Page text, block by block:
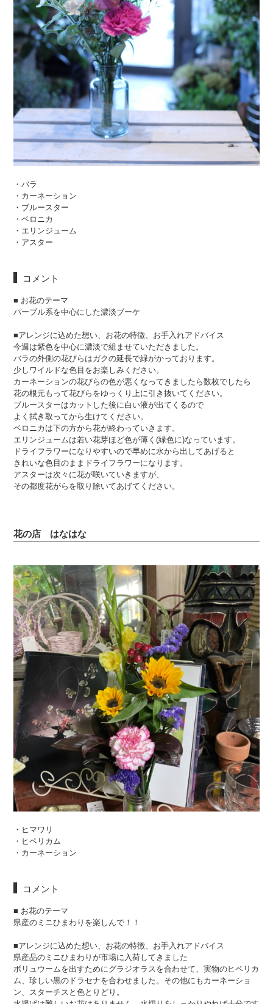
・バラ
・カーネーション
・ブルースター
・ベロニカ
・エリンジューム
・アスター
コメント
■ お花のテーマ
パープル系を中心にした濃淡ブーケ
■アレンジに込めた想い、お花の特徴、お手入れアドバイス
今週は紫色を中心に濃淡で組ませていただきました。
バラの外側の花びらはガクの延長で緑がかっております。
少しワイルドな色目をお楽しみください。
カーネーションの花びらの色が悪くなってきましたら数枚でしたら
花の根元もって花びらをゆっくり上に引き抜いてください。
ブルースターはカットした後に白い液が出てくるので
よく拭き取ってから生けてください。
ベロニカは下の方から花が終わっていきます。
エリンジュームは若い花芽ほど色が薄く(緑色に)なっています。
ドライフラワーになりやすいので早めに水から出してあげると
きれいな色目のままドライフラワーになります。
アスターは次々に花が咲いていきますが、
その都度花がらを取り除いてあげてください。
花の店 はなはな
・ヒマワリ
・ヒペリカム
・カーネーション
コメント
■ お花のテーマ
県産のミニひまわりを楽しんで！！
■アレンジに込めた想い、お花の特徴、お手入れアドバイス
県産品のミニひまわりが市場に入荷してきました
ボリュウームを出すためにグラジオラスを合わせて、実物のヒペリカ
ム、珍しい黒のドラセナを合わせました。その他にもカーネーショ
ン、スターチスと色とりどり。